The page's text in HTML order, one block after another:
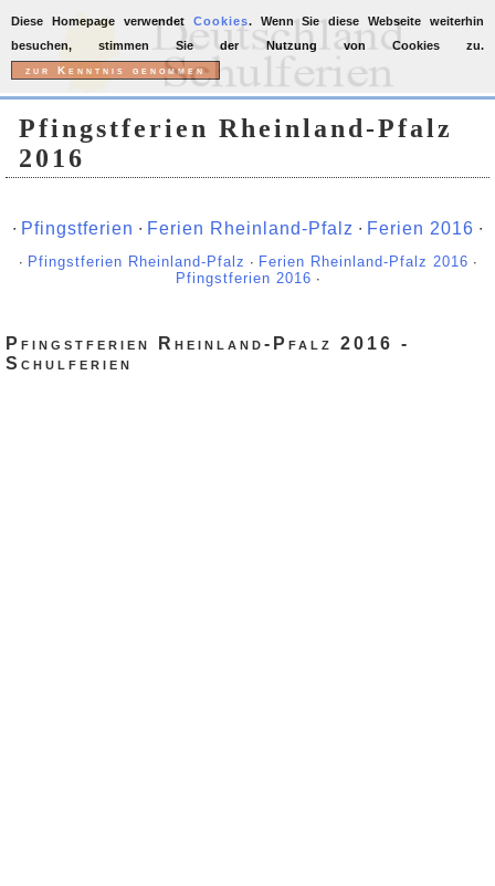
Pfingstferien Rheinland-Pfalz
2016
∙ Pfingstferien ∙ Ferien Rheinland-Pfalz ∙ Ferien 2016 ∙
∙ Pfingstferien Rheinland-Pfalz ∙ Ferien Rheinland-Pfalz 2016 ∙
Pfingstferien 2016 ∙
Pfingstferien Rheinland-Pfalz 2016 -
Schulferien
Diese Homepage verwendet Cookies. Wenn Sie diese Webseite weiterhin
besuchen, stimmen Sie der Nutzung von Cookies zu.